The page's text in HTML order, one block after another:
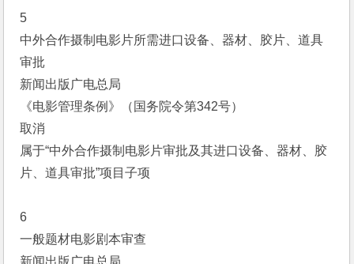
5
中外合作摄制电影片所需进口设备、器材、胶片、道具
审批
新闻出版广电总局
《电影管理条例》（国务院令第342号）
取消
属于“中外合作摄制电影片审批及其进口设备、器材、胶
片、道具审批”项目子项
6
一般题材电影剧本审查
新闻出版广电总局